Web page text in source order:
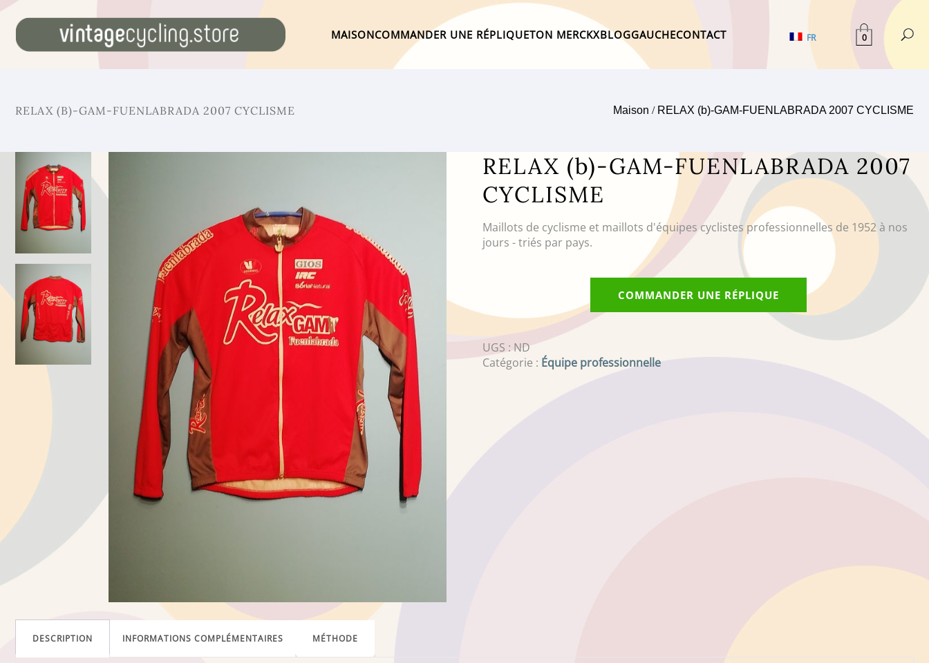
MAISONCOMMANDER UNE RÉPLIQUETON MERCKXBLOGGAUCHECONTACT FR 0
RELAX (B)-GAM-FUENLABRADA 2007 CYCLISME Maison / RELAX (b)-GAM-FUENLABRADA 2007 CYCLISME
RELAX (b)-GAM-FUENLABRADA 2007
CYCLISME
Maillots de cyclisme et maillots d'équipes cyclistes professionnelles de 1952 à nos
jours - triés par pays.
COMMANDER UNE RÉPLIQUE
UGS : ND
Catégorie : Équipe professionnelle
DESCRIPTION INFORMATIONS COMPLÉMENTAIRES MÉTHODE